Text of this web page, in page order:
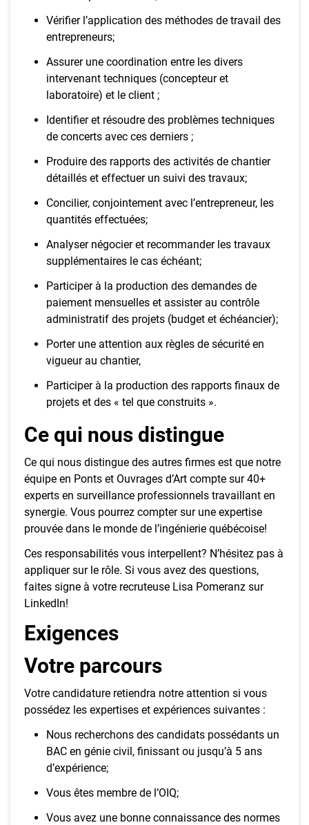
Vérifier l’application des méthodes de travail des
entrepreneurs;
Assurer une coordination entre les divers
intervenant techniques (concepteur et
laboratoire) et le client ;
Identifier et résoudre des problèmes techniques
de concerts avec ces derniers ;
Produire des rapports des activités de chantier
détaillés et effectuer un suivi des travaux;
Concilier, conjointement avec l’entrepreneur, les
quantités effectuées;
Analyser négocier et recommander les travaux
supplémentaires le cas échéant;
Participer à la production des demandes de
paiement mensuelles et assister au contrôle
administratif des projets (budget et échéancier);
Porter une attention aux règles de sécurité en
vigueur au chantier,
Participer à la production des rapports finaux de
projets et des « tel que construits ».
Ce qui nous distingue
Ce qui nous distingue des autres firmes est que notre
équipe en Ponts et Ouvrages d’Art compte sur 40+
experts en surveillance professionnels travaillant en
synergie. Vous pourrez compter sur une expertise
prouvée dans le monde de l’ingénierie québécoise!
Ces responsabilités vous interpellent? N’hésitez pas à
appliquer sur le rôle. Si vous avez des questions,
faites signe à votre recruteuse Lisa Pomeranz sur
LinkedIn!
Exigences
Votre parcours
Votre candidature retiendra notre attention si vous
possédez les expertises et expériences suivantes :
Nous recherchons des candidats possédants un
BAC en génie civil, finissant ou jusqu’à 5 ans
d’expérience;
Vous êtes membre de l’OIQ;
Vous avez une bonne connaissance des normes